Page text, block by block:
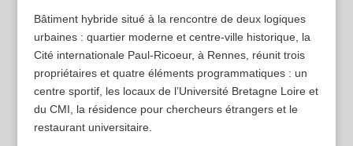
Bâtiment hybride situé à la rencontre de deux logiques
urbaines : quartier moderne et centre-ville historique, la
Cité internationale Paul-Ricoeur, à Rennes, réunit trois
propriétaires et quatre éléments programmatiques : un
centre sportif, les locaux de l’Université Bretagne Loire et
du CMI, la résidence pour chercheurs étrangers et le
restaurant universitaire.